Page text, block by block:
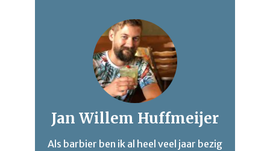
Jan Willem Huffmeijer
Als barbier ben ik al heel veel jaar bezig